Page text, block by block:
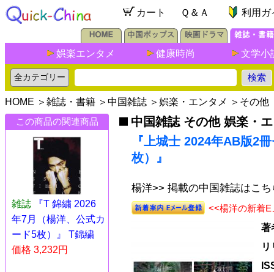
カート Ｑ＆Ａ 利用ガ
娯楽エンタメ 健康時尚 文学小
HOME ＞ 雑誌・書籍 ＞ 中国雑誌 ＞ 娯楽・エンタメ ＞ その他
この商品の関連商品
雑誌
『T 錦繍 2026
年7月（楊洋、公式カ
ード5枚）』 T錦繍
価格 3,232円
中国雑誌 その他 娯楽・
『上城士 2024年AB版2
枚）』
楊洋>> 掲載の中国雑誌はこち
<<楊洋の新着
著